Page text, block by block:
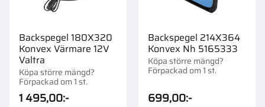
Backspegel 180X320
Konvex Värmare 12V
Valtra
Köpa större mängd?
Förpackad om 1 st.
1 495,00:-
Backspegel 214X364
Konvex Nh 5165333
Köpa större mängd?
Förpackad om 1 st.
699,00:-